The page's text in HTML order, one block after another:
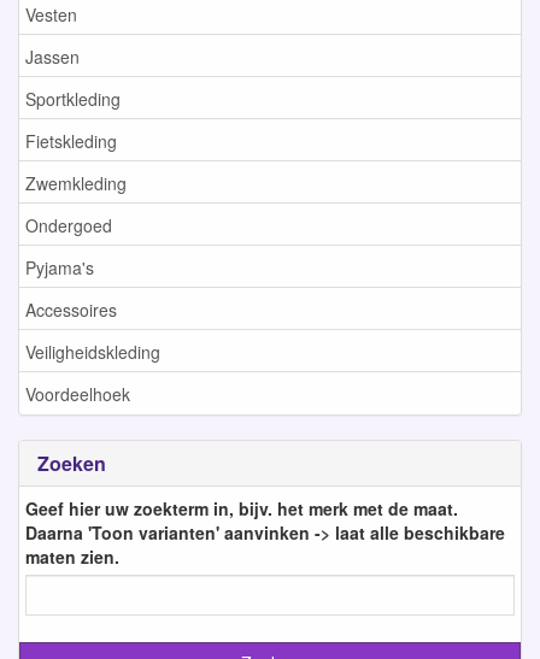
Vesten
Jassen
Sportkleding
Fietskleding
Zwemkleding
Ondergoed
Pyjama's
Accessoires
Veiligheidskleding
Voordeelhoek
Zoeken
Geef hier uw zoekterm in, bijv. het merk met de maat.
Daarna 'Toon varianten' aanvinken -> laat alle beschikbare
maten zien.